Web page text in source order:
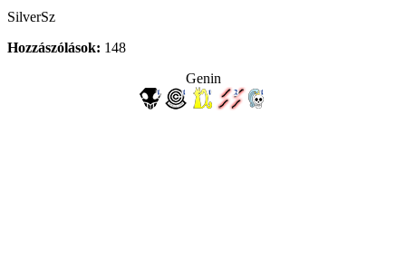
SilverSz
Hozzászólások: 148
Genin